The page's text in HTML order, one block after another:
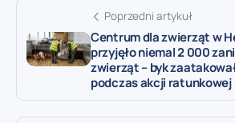
Poprzedni artykuł
Centrum dla zwierząt w
przyjęło niemal 2 000
zwierząt – byk
podczas akcji ratunkowej